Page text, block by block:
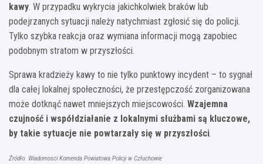
kawy. W przypadku wykrycia jakichkolwiek braków lub
podejrzanych sytuacji należy natychmiast zgłosić się do policji.
Tylko szybka reakcja oraz wymiana informacji mogą zapobiec
podobnym stratom w przyszłości.
Sprawa kradzieży kawy to nie tylko punktowy incydent – to sygnał
dla całej lokalnej społeczności, że przestępczość zorganizowana
może dotknąć nawet mniejszych miejscowości. Wzajemna
czujność i współdziałanie z lokalnymi służbami są kluczowe,
by takie sytuacje nie powtarzały się w przyszłości.
Źródło: Wiadomosci Komenda Powiatowa Policji w Człuchowie